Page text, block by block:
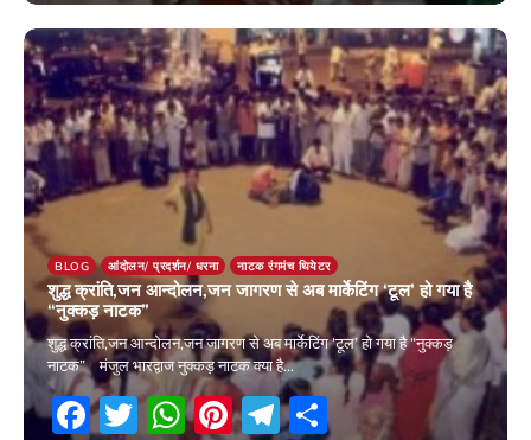
19 April 2026
BLOG आंदोलन/ प्रदर्शन/ धरना नाटक रंगमंच थियेटर
शुद्ध क्रांति,जन आन्दोलन,जन जागरण से अब मार्केटिंग ‘टूल’ हो गया है
“नुक्कड़ नाटक”
शुद्ध क्रांति,जन आन्दोलन,जन जागरण से अब मार्केटिंग ‘टूल’ हो गया है “नुक्कड़
नाटक” मंजुल भारद्वाज नुक्कड़ नाटक क्या है…
Facebook
Twitter
WhatsApp
Pinterest
Telegram
Share